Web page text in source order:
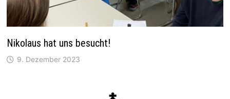
Nikolaus hat uns besucht!
9. Dezember 2023